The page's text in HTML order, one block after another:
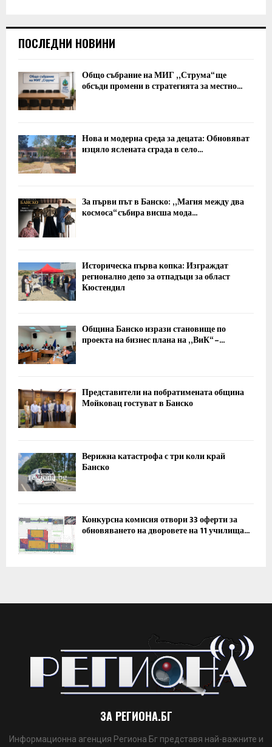
ПОСЛЕДНИ НОВИНИ
Общо събрание на МИГ „Струма“ ще
обсъди промени в стратегията за местно...
Нова и модерна среда за децата: Обновяват
изцяло яслената сграда в село...
За първи път в Банско: „Магия между два
космоса“ събира висша мода...
Историческа първа копка: Изграждат
регионално депо за отпадъци за област
Кюстендил
Община Банско изрази становище по
проекта на бизнес плана на „ВиК“ –...
Представители на побратимената община
Мойковац гостуват в Банско
Верижна катастрофа с три коли край
Банско
Конкурсна комисия отвори 33 оферти за
обновяването на дворовете на 11 училища...
ЗА РЕГИОНА.БГ
Информационна агенция Региона Бг представя най-важните и